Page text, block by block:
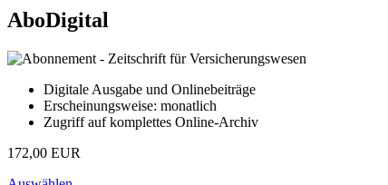
AboDigital
Digitale Ausgabe und Onlinebeiträge
Erscheinungsweise: monatlich
Zugriff auf komplettes Online-Archiv
172,00 EUR